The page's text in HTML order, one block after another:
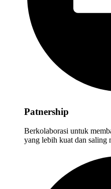
Patnership
Berkolaborasi untuk
yang lebih kuat dan saling